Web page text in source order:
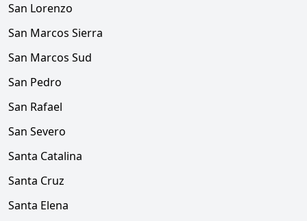
San Lorenzo
San Marcos Sierra
San Marcos Sud
San Pedro
San Rafael
San Severo
Santa Catalina
Santa Cruz
Santa Elena